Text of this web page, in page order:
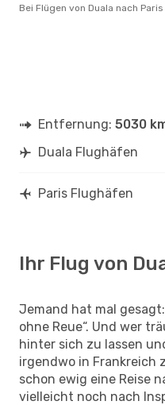
Bei Flügen von Duala nach Paris
Entfernung: 5030
Duala Flughäfen
Paris Flughäfen
Ihr Flug von
Jemand hat mal
ohne Reue“. Und wer
hinter sich zu lassen
irgendwo in Frankreich
schon ewig eine Reise
vielleicht noch nach